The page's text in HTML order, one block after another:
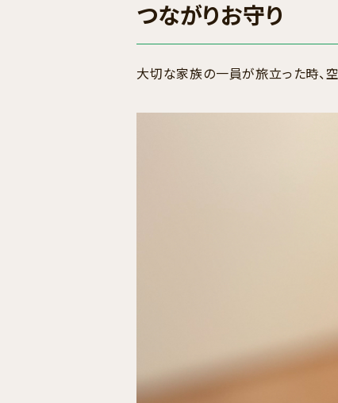
つながりお守り
大切な家族の一員が旅立った時、空